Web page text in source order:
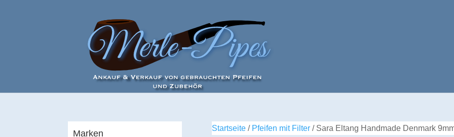
Startseite/ Pfeifen mit Filter/ Sara Eltang Handmade Denmark
Marken